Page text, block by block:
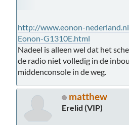
http://www.eonon-
Eonon-G1310E.html
Nadeel is alleen wel dat het
de radio niet volledig in de
middenconsole in de weg.
matthew
Erelid (VIP)